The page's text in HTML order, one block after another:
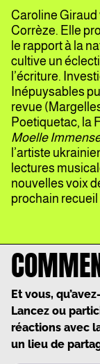
Caroline Giraud
Corrèze. Elle
le rapport à la
cultive un
l’écriture.
Inépuysables
revue
Poetiquetac, la
Moelle
l’artiste
lectures
nouvelles voix
prochain
Et vous,
Lancez ou
réactions avec
un lieu de